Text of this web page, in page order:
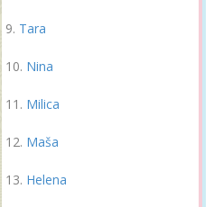
Tara
Nina
Milica
Maša
Helena